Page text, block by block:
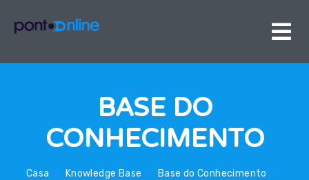
BASE DO
CONHECIMENTO
Casa Knowledge Base
Base do Conhecimento